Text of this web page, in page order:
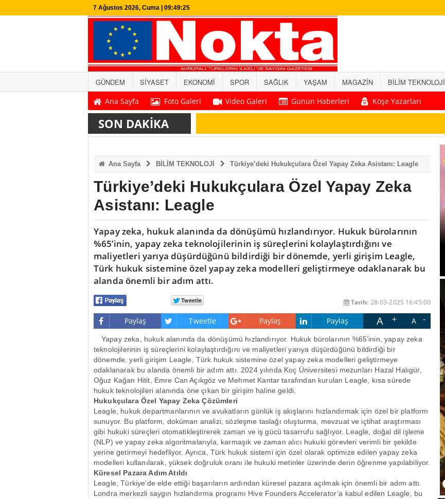
7 Ağustos 2026, Cuma | 09:49:26
GÜNDEM SİYASET EKONOMİ SPOR SAĞLIK YAŞAM MAGAZİN BİLİM TEKNOLOJİ
Ana Sayfa
Foto Galeri Video Galeri Günün Haberleri Köşe Yazarları
SON DAKİKA
Ana Sayfa BİLİM TEKNOLOJİ Türkiye’deki Hukukçulara Özel Yapay Zeka Asistanı: Leagle
Türkiye’deki Hukukçulara Özel Yapay Zeka
Asistanı: Leagle
Yapay zeka, hukuk alanında da dönüşümü hızlandırıyor. Hukuk bürolarının
%65’inin, yapay zeka teknolojilerinin iş süreçlerini kolaylaştırdığını ve
maliyetleri yarıya düşürdüğünü bildirdiği bir dönemde, yerli girişim Leagle,
Türk hukuk sistemine özel yapay zeka modelleri geliştirmeye odaklanarak bu
alanda önemli bir adım attı.
Tarih: 28-03-2025 16:45:00
Paylaş Tweetle Paylaş Paylaş A A
Yapay zeka, hukuk alanında da dönüşümü hızlandırıyor. Hukuk bürolarının %65’inin, yapay zeka
teknolojilerinin iş süreçlerini kolaylaştırdığını ve maliyetleri yarıya düşürdüğünü bildirdiği bir
dönemde, yerli girişim Leagle, Türk hukuk sistemine özel yapay zeka modelleri geliştirmeye
odaklanarak bu alanda önemli bir adım attı. 2024 yılında Koç Üniversitesi mezunları Hazal Halıgür,
Oğuz Kağan Hitit, Emre Can Açıkgöz ve Mehmet Kantar tarafından kurulan Leagle, kısa sürede
hukuk teknolojileri alanında öne çıkan bir girişim haline geldi.
Hukukçulara Özel Yapay Zeka Çözümleri
Leagle, hukuk departmanlarının ve avukatların günlük iş akışlarını hızlandırmak için özel bir platform
sunuyor. Bu platform, doküman analizi, sözleşme taslağı oluşturma, mevzuat ve içtihat araştırması
gibi hukuki süreçleri otomatikleştirerek zaman ve iş gücü tasarrufu sağlıyor. Leagle, doğal dil işleme
(NLP) ve yapay zeka algoritmalarıyla, karmaşık ve zaman alıcı hukuki görevleri verimli bir şekilde
yerine getirmeyi hedefliyor. Ayrıca, Türk hukuk sistemi için özel olarak optimize edilen yapay zeka
modelleri kullanılarak, yüksek doğruluk oranı ile hukuki metinler üzerinde derin öğrenme yapılabiliyor.
Küresel Pazara Adım Atıldı
Leagle, Türkiye’de elde ettiği başarıların ardından küresel pazara açılmak için önemli bir adım attı.
Londra merkezli saygın hızlandırma programı Hive Founders Accelerator’a kabul edilen Leagle, bu